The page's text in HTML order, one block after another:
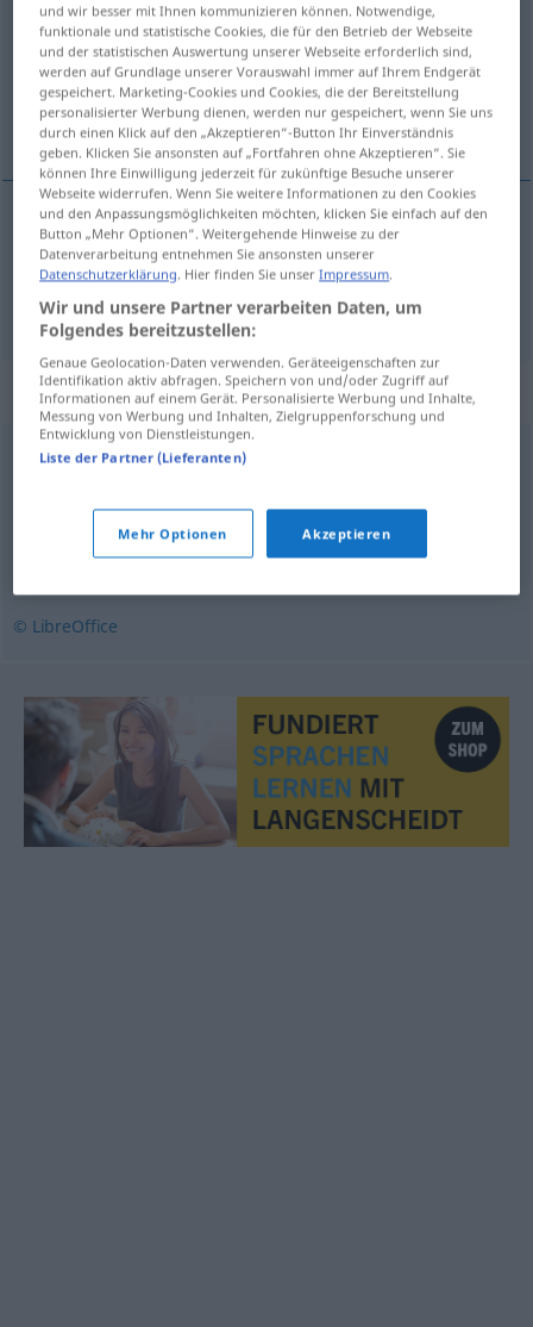
Übersicht aller Übersetzungen
(Für mehr Details die Übersetzung anklicken/antippen)
Entgelt, Entschädigung
Entgeltn vederlag
Entschädigungf vederlag
Synonyme für "vederlag"
erstatning ,
oppreisning
© LibreOffice
und wir besser mit Ihnen kommunizieren können. Notwendige,
funktionale und statistische Cookies, die für den Betrieb der Webseite
und der statistischen Auswertung unserer Webseite erforderlich sind,
werden auf Grundlage unserer Vorauswahl immer auf Ihrem Endgerät
gespeichert. Marketing-Cookies und Cookies, die der Bereitstellung
personalisierter Werbung dienen, werden nur gespeichert, wenn Sie uns
durch einen Klick auf den „Akzeptieren“-Button Ihr Einverständnis
geben. Klicken Sie ansonsten auf „Fortfahren ohne Akzeptieren“. Sie
können Ihre Einwilligung jederzeit für zukünftige Besuche unserer
Webseite widerrufen. Wenn Sie weitere Informationen zu den Cookies
und den Anpassungsmöglichkeiten möchten, klicken Sie einfach auf den
Button „Mehr Optionen“. Weitergehende Hinweise zu der
Datenverarbeitung entnehmen Sie ansonsten unserer
Datenschutzerklärung. Hier finden Sie unserImpressum.
Wir und unsere Partner verarbeiten Daten, um
Folgendes bereitzustellen:
Genaue Geolocation-Daten verwenden. Geräteeigenschaften zur
Identifikation aktiv abfragen. Speichern von und/oder Zugriff auf
Informationen auf einem Gerät. Personalisierte Werbung und Inhalte,
Messung von Werbung und Inhalten, Zielgruppenforschung und
Entwicklung von Dienstleistungen.
Liste der Partner (Lieferanten)
Mehr Optionen Akzeptieren